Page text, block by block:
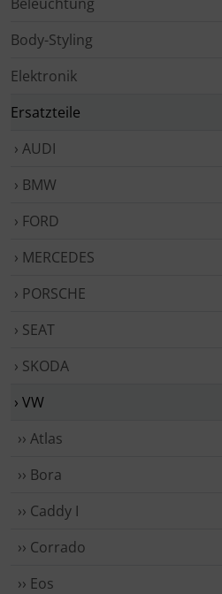
Body-Styling
Elektronik
Ersatzteile
› AUDI
› BMW
› FORD
› MERCEDES
› PORSCHE
› SEAT
› SKODA
› VW
›› Atlas
›› Bora
›› Caddy I
›› Corrado
›› Eos